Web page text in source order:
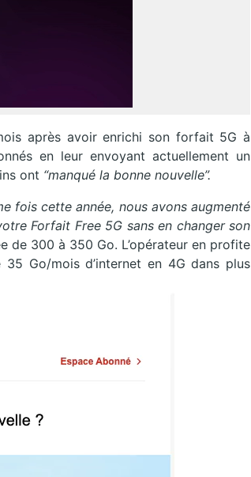
après avoir enrichi son forfait 5G à
en leur envoyant actuellement un
ont “manqué la bonne nouvelle”.
fois cette année, nous avons augmenté
Forfait Free 5G sans en changer son
de 300 à 350 Go. L’opérateur en profite
Go/mois d’internet en 4G dans plus